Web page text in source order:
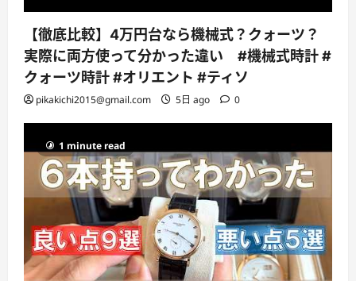
【徹底比較】4万円台なら機械式？クォーツ？
実際に両方使って分かった違い #機械式時計 #
クォーツ時計 #オリエント #ティソ
pikakichi2015@gmail.com 5日 ago 0
1 minute read